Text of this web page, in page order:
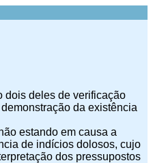
dois deles de verificação
da existência
estando em causa a
de indícios dolosos, cujo
dos pressupostos